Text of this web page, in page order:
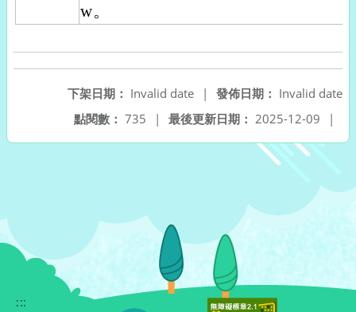
w。
發佈日期： Invalid date
下架日期： Invalid date
|
最後更新日期： 2025-12-09 |
點閱數： 735 |
:::